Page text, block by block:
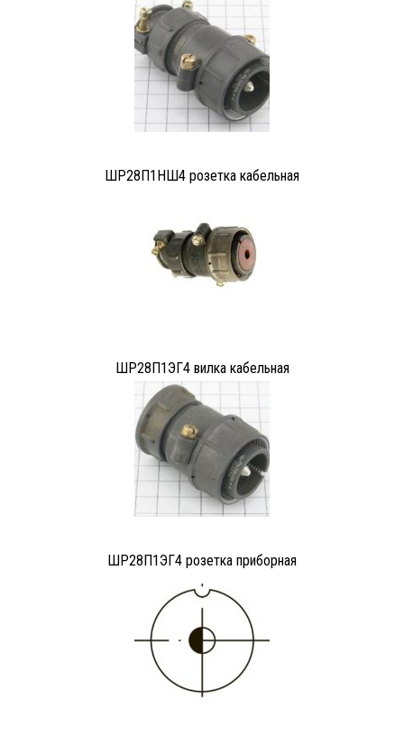
ШР28П1НШ4 розетка кабельная
ШР28П1ЭГ4 вилка кабельная
ШР28П1ЭГ4 розетка приборная